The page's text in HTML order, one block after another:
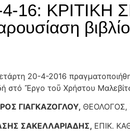
4-16:
20-4-2016
στό Ἔργο τοῦ Χρήστου
ΓΙΑΓΚΑΖΟΓΛΟΥ, ΘΕΟΛΟΓΟΣ,
ΣΑΚΕΛΛΑΡΙΑΔΗΣ, ΕΠΙΚ.